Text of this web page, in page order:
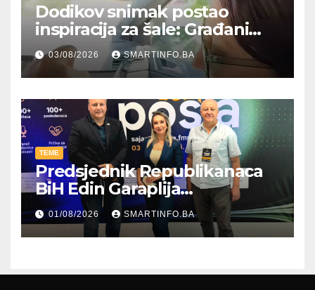
Dodikov snimak postao
inspiracija za šale: Građani
kroz parodiju poslali poruku
03/08/2026 SMARTINFO.BA
TEME
Predsjednik Republikanaca
BiH Edin Garaplija
prisustvovao prezentaciji
Federalnog sajma
zapošljavanja
01/08/2026 SMARTINFO.BA